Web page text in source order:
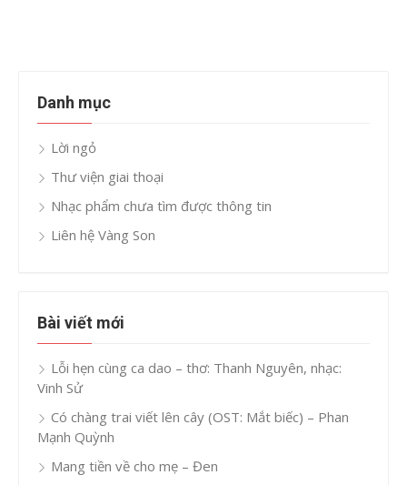
Danh mục
Lời ngỏ
Thư viện giai thoại
Nhạc phẩm chưa tìm được thông tin
Liên hệ Vàng Son
Bài viết mới
Lỗi hẹn cùng ca dao – thơ: Thanh Nguyên, nhạc:
Vinh Sử
Có chàng trai viết lên cây (OST: Mắt biếc) – Phan
Mạnh Quỳnh
Mang tiền về cho mẹ – Đen